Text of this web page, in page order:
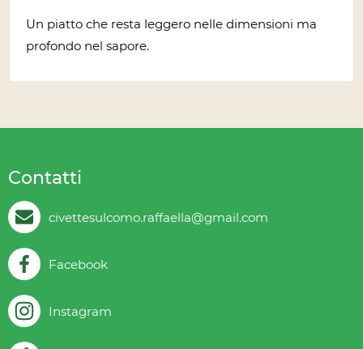
Un piatto che resta leggero nelle dimensioni ma
profondo nel sapore.
Contatti
civettesulcomo.raffaella@gmail.com
Facebook
Instagram